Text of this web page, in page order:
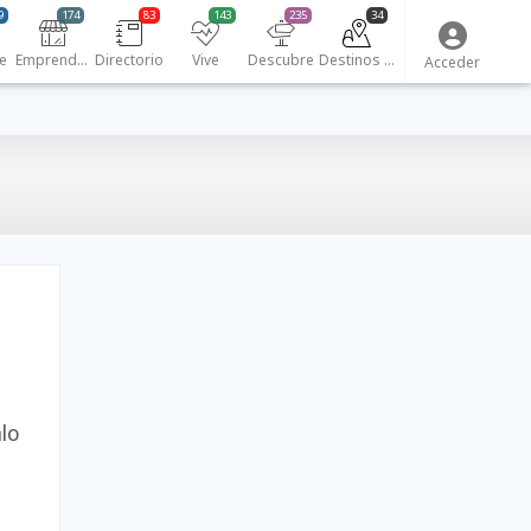
Emprendedores
174
Directorio
83
Vive
143
Descubre
235
Destinos turísticos
34
Acceder